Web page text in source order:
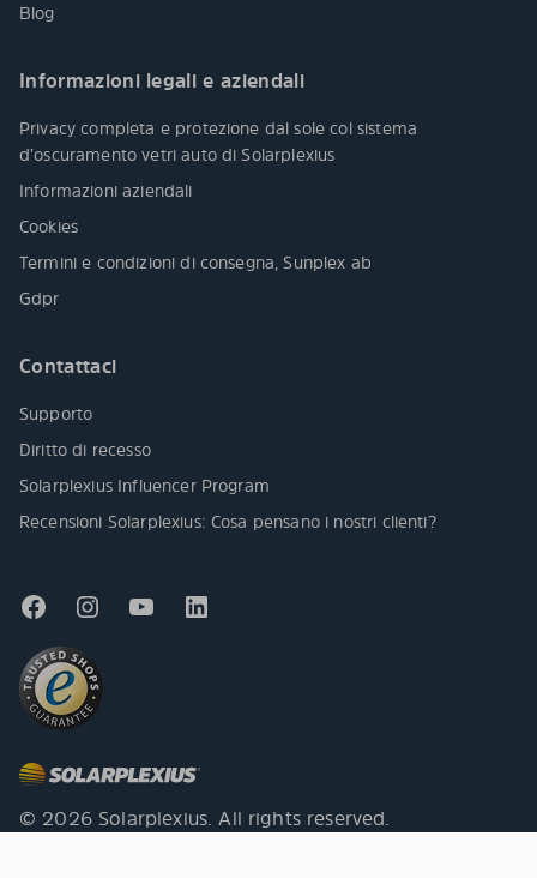
Blog
Informazioni legali e aziendali
Privacy completa e protezione dal sole col sistema
d’oscuramento vetri auto di Solarplexius
Informazioni aziendali
Cookies
Termini e condizioni di consegna, Sunplex ab
Gdpr
Contattaci
Supporto
Diritto di recesso
Solarplexius Influencer Program
Recensioni Solarplexius: Cosa pensano i nostri clienti?
© 2026 Solarplexius. All rights reserved.